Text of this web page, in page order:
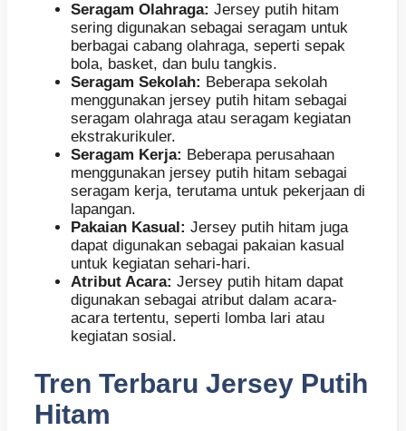
Seragam Olahraga: Jersey putih hitam
sering digunakan sebagai seragam untuk
berbagai cabang olahraga, seperti sepak
bola, basket, dan bulu tangkis.
Seragam Sekolah: Beberapa sekolah
menggunakan jersey putih hitam sebagai
seragam olahraga atau seragam kegiatan
ekstrakurikuler.
Seragam Kerja: Beberapa perusahaan
menggunakan jersey putih hitam sebagai
seragam kerja, terutama untuk pekerjaan di
lapangan.
Pakaian Kasual: Jersey putih hitam juga
dapat digunakan sebagai pakaian kasual
untuk kegiatan sehari-hari.
Atribut Acara: Jersey putih hitam dapat
digunakan sebagai atribut dalam acara-
acara tertentu, seperti lomba lari atau
kegiatan sosial.
Tren Terbaru Jersey Putih
Hitam